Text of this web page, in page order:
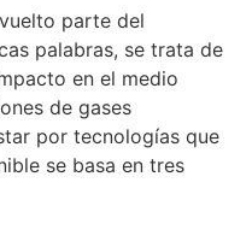
parte del
palabras, se trata de
en el medio
de gases
por tecnologías que
se basa en tres